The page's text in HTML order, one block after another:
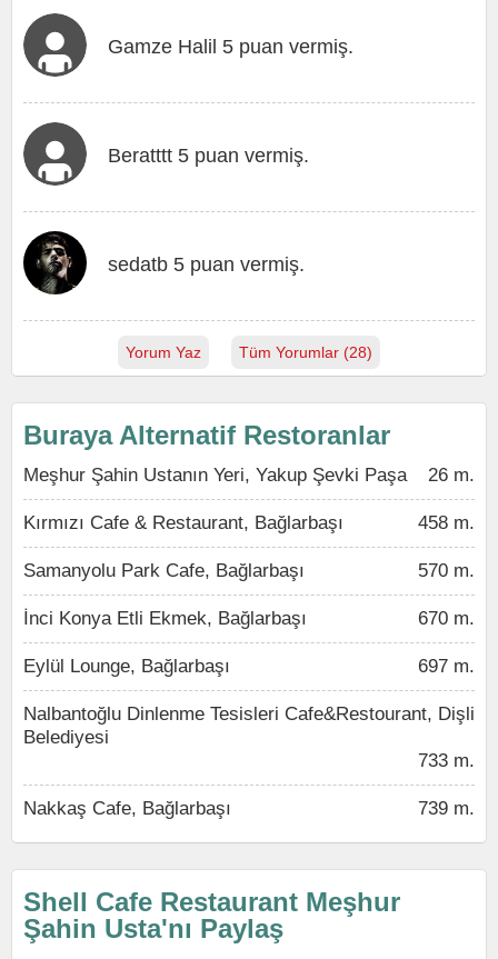
Gamze Halil 5 puan vermiş.
Beratttt 5 puan vermiş.
sedatb 5 puan vermiş.
Yorum Yaz Tüm Yorumlar (28)
Buraya Alternatif Restoranlar
Meşhur Şahin Ustanın Yeri, Yakup Şevki Paşa 26 m.
Kırmızı Cafe & Restaurant, Bağlarbaşı 458 m.
Samanyolu Park Cafe, Bağlarbaşı 570 m.
İnci Konya Etli Ekmek, Bağlarbaşı 670 m.
Eylül Lounge, Bağlarbaşı 697 m.
Nalbantoğlu Dinlenme Tesisleri Cafe&Restourant, Dişli
Belediyesi
733 m.
Nakkaş Cafe, Bağlarbaşı 739 m.
Shell Cafe Restaurant Meşhur
Şahin Usta'nı Paylaş